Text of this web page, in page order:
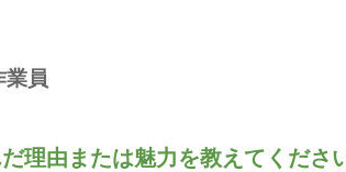
員
理由または魅力を教えてくださ